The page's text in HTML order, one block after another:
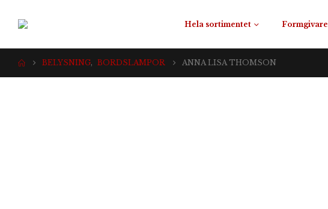
Hela sortimentet Formgivare
BELYSNING, BORDSLAMPOR ANNA LISA THOMSON